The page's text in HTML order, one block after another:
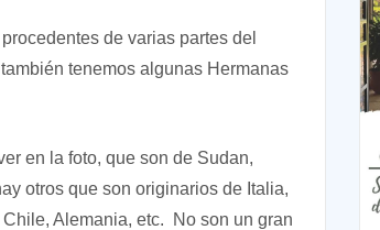
de varias partes del
tenemos algunas Hermanas
en la foto, que son de Sudan,
otros que son originarios de Italia,
Alemania, etc. No son un gran